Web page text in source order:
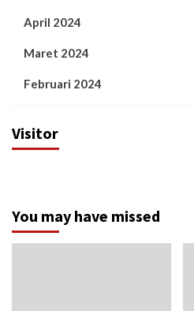
April 2024
Maret 2024
Februari 2024
Visitor
You may have missed